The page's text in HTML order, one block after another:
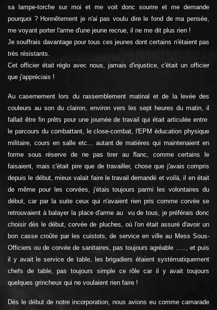
sa lampe-torche sur moi et me voit donc sourire et me demande
pourquoi ? Honnêtement je n'ai pas voulu dire le fond de ma pensée,
me voyant porter l'arme d'une jeune recrue, il ne me dit plus rien !
Je souffrais davantage pour tous ces jeunes dont certains n'étaient pas
très résistants.
Cet officier était réglo avec nous, jamais d'injustice, c'était un officier
que j'appréciais !
Au casernement lors du rassemblement matinal et de la levée des
couleurs au son du clairon, environ vers les sept heures du matin, il
fallait être fin prêts pour une journée de travail qui était articulée entre
le parcours du combattant, le close-combat, l'EPM éducation physique
militaire, cours en salle etc... autant de matières qui maintenaient en
forme sous réserve de ne pas tirer au flanc, comme certains le
faisaient, mais c'était pire que de travailler, chose que j'avais compris
depuis le début, mieux valait faire le travail demandé et voilà, il en était
de même pour les corvées, j'étais toujours parmi les volontaires du
début, car par la suite ceux qui n'avaient rien pris comme corvée se
retrouvaient à balayer la place d'arme au vu de tous, je préférais donc
choisir dès le début, corvée de pluches, où l'on était assuré d'avoir un
bon casse croûte par les cuistots, de service en ville au Mess Sous-
Officiers ou de corvée de sanitaires, pas toujours agréable ….., et puis
il y avait le service de table, les brigadiers étaient systématiquement
chefs de table, pas toujours simple ce rôle car il y avait toujours
quelques grincheux qui ne voulaient rien faire !
Dès le début de notre incorporation, nous avions eu comme camarade